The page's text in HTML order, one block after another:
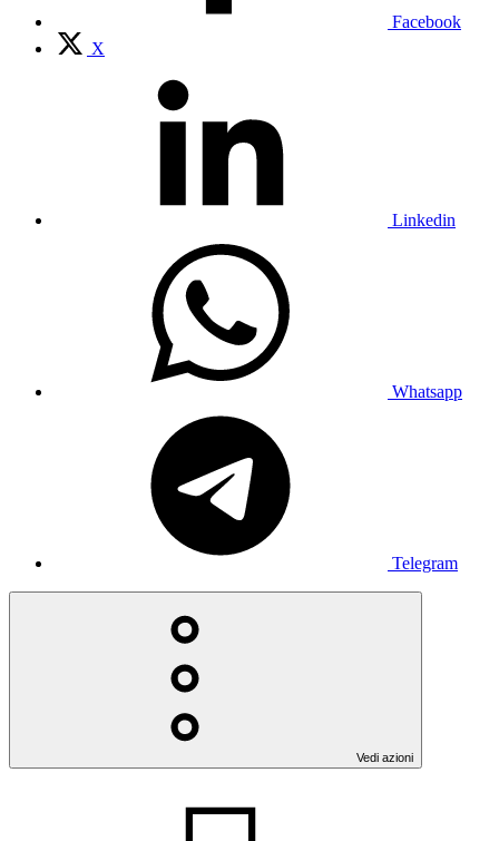
Facebook
X
Linkedin
Whatsapp
Telegram
Vedi azioni